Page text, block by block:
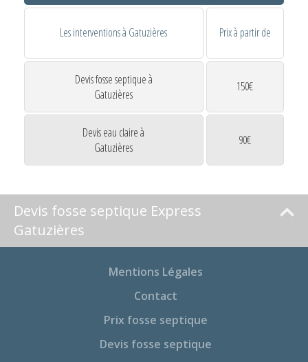
Les interventions à Gatuzières Prix à partir de
Devis fosse septique à
Gatuzières
150€
Devis eau claire à
Gatuzières
90€
Devis fosse septique Express
Gatuzières
Mentions Légales
Contact
Prix fosse septique
Devis fosse septique